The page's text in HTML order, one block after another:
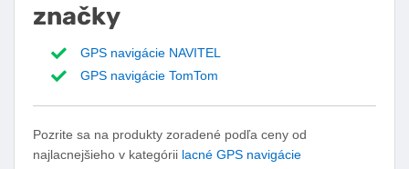
značky
GPS navigácie NAVITEL
GPS navigácie TomTom
Pozrite sa na produkty zoradené podľa ceny od
najlacnejšieho v kategórii lacné GPS navigácie